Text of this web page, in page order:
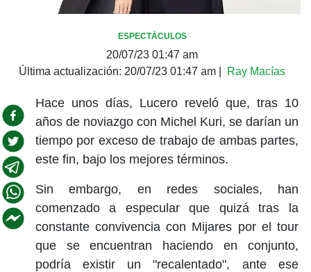
ESPECTÁCULOS
20/07/23 01:47 am
Última actualización: 20/07/23 01:47 am Ray Macías
Hace unos días, Lucero reveló que, tras 10
años de noviazgo con Michel Kuri, se darían un
tiempo por exceso de trabajo de ambas partes,
este fin, bajo los mejores términos.
Sin embargo, en redes sociales, han
comenzado a especular que quizá tras la
constante convivencia con Mijares por el tour
que se encuentran haciendo en conjunto,
podría existir un "recalentado", ante ese